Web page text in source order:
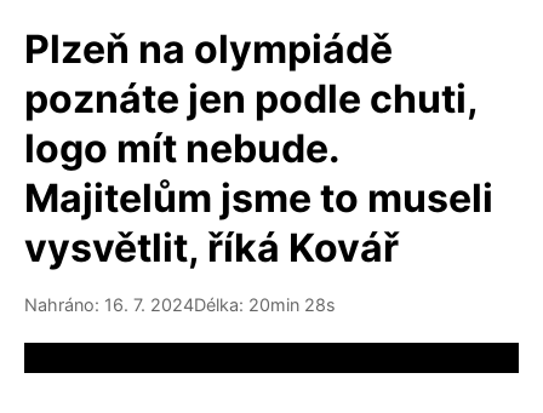
Plzeň na olympiádě
poznáte jen podle chuti,
logo mít nebude.
Majitelům jsme to museli
vysvětlit, říká Kovář
Nahráno: 16. 7. 2024Délka: 20min 28s